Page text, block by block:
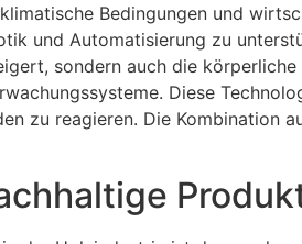
Bedingungen und
und Automatisierung zu
sondern auch die
Diese
zu reagieren. Die Kombination